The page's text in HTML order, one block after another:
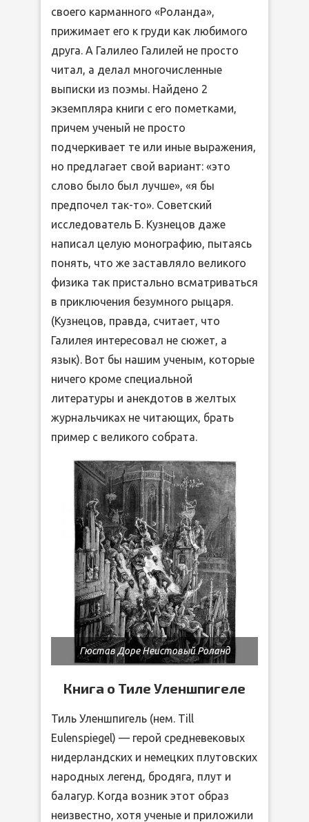
своего карманного «Роланда»,
прижимает его к груди как любимого
друга. А Галилео Галилей не просто
читал, а делал многочисленные
выписки из поэмы. Найдено 2
экземпляра книги с его пометками,
причем ученый не просто
подчеркивает те или иные выражения,
но предлагает свой вариант: «это
слово было был лучше», «я бы
предпочел так-то». Советский
исследователь Б. Кузнецов даже
написал целую монографию, пытаясь
понять, что же заставляло великого
физика так пристально всматриваться
в приключения безумного рыцаря.
(Кузнецов, правда, считает, что
Галилея интересовал не сюжет, а
язык). Вот бы нашим ученым, которые
ничего кроме специальной
литературы и анекдотов в желтых
журнальчиках не читающих, брать
пример с великого собрата.
Гюстав Доре Неистовый Роланд
Книга о Тиле Уленшпигеле
Тиль Уленшпигель (нем. Till
Eulenspiegel) — герой средневековых
нидерландских и немецких плутовских
народных легенд, бродяга, плут и
балагур. Когда возник этот образ
неизвестно, хотя ученые и приложили